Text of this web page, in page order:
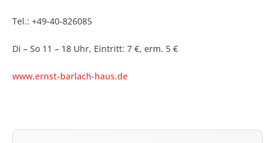
Tel.: +49-40-826085
Di – So 11 – 18 Uhr, Eintritt: 7 €, erm. 5 €
www.ernst-barlach-haus.de